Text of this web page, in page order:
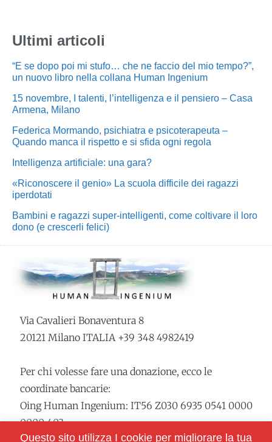
Ultimi articoli
“E se dopo poi mi stufo… che ne faccio del mio tempo?”,
un nuovo libro nella collana Human Ingenium
15 novembre, I talenti, l’intelligenza e il pensiero – Casa
Armena, Milano
Federica Mormando, psichiatra e psicoterapeuta –
Quando manca il rispetto e si sfida ogni regola
Intelligenza artificiale: una gara?
«Riconoscere il genio» La scuola difficile dei ragazzi
iperdotati
Bambini e ragazzi super-intelligenti, come coltivare il loro
dono (e crescerli felici)
Via Cavalieri Bonaventura 8
20121 Milano ITALIA +39 348 4982419
Per chi volesse fare una donazione, ecco le
coordinate bancarie:
Oing Human Ingenium: IT56 Z030 6935 0541 0000
0000 403
Questo sito utilizza I cookie per migliorare la tua